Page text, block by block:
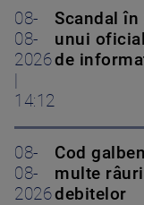
08-
08-
2026
14:12
Scandal în
unui
de
08-
08-
2026
Cod
multe
debitelor